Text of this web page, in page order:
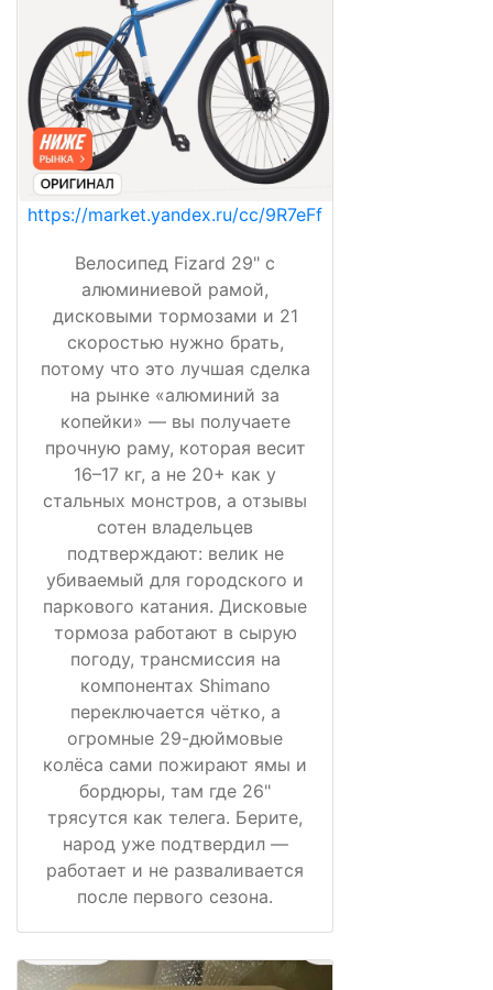
https://market.yandex.ru/cc/9R7eFf
Велосипед Fizard 29" с
алюминиевой рамой,
дисковыми тормозами и 21
скоростью нужно брать,
потому что это лучшая сделка
на рынке «алюминий за
копейки» — вы получаете
прочную раму, которая весит
16–17 кг, а не 20+ как у
стальных монстров, а отзывы
сотен владельцев
подтверждают: велик не
убиваемый для городского и
паркового катания. Дисковые
тормоза работают в сырую
погоду, трансмиссия на
компонентах Shimano
переключается чётко, а
огромные 29-дюймовые
колёса сами пожирают ямы и
бордюры, там где 26"
трясутся как телега. Берите,
народ уже подтвердил —
работает и не разваливается
после первого сезона.